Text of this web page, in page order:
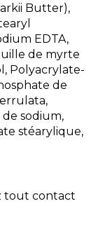
Butter),
EDTA,
de myrte
Polyacrylate-
de
sodium,
stéarylique,
tout contact